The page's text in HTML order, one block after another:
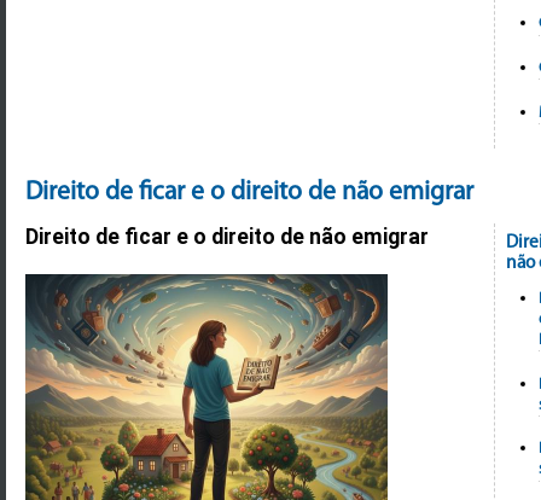
Direito de ficar e o direito de não emigrar
não
Direito de ficar e o direito de não emigrar